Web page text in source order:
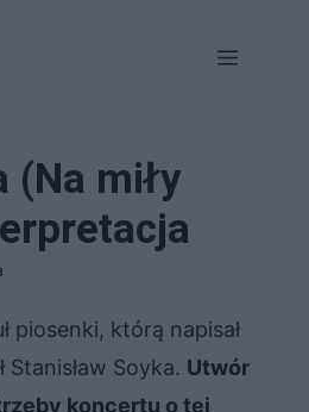
Menu
(Na miły
piosenki, którą napisał
Soyka. Utwór
koncertu o tej